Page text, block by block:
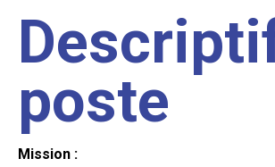
poste
Mission :